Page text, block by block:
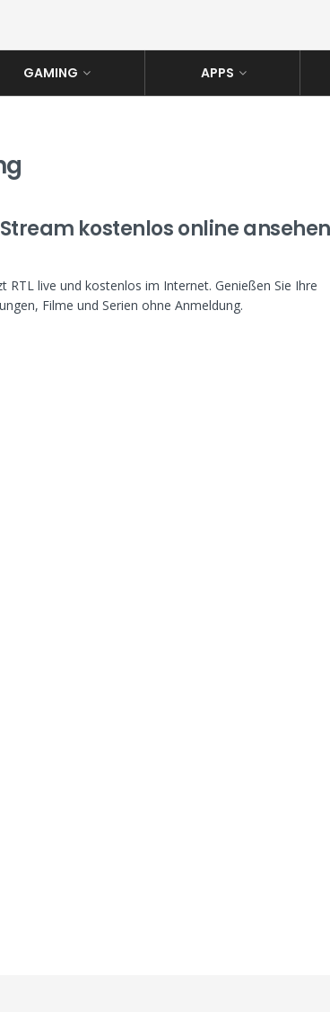
GAMING APPS
Stream kostenlos online ansehen
RTL live und kostenlos im Internet. Genießen Sie Ihre
Filme und Serien ohne Anmeldung.